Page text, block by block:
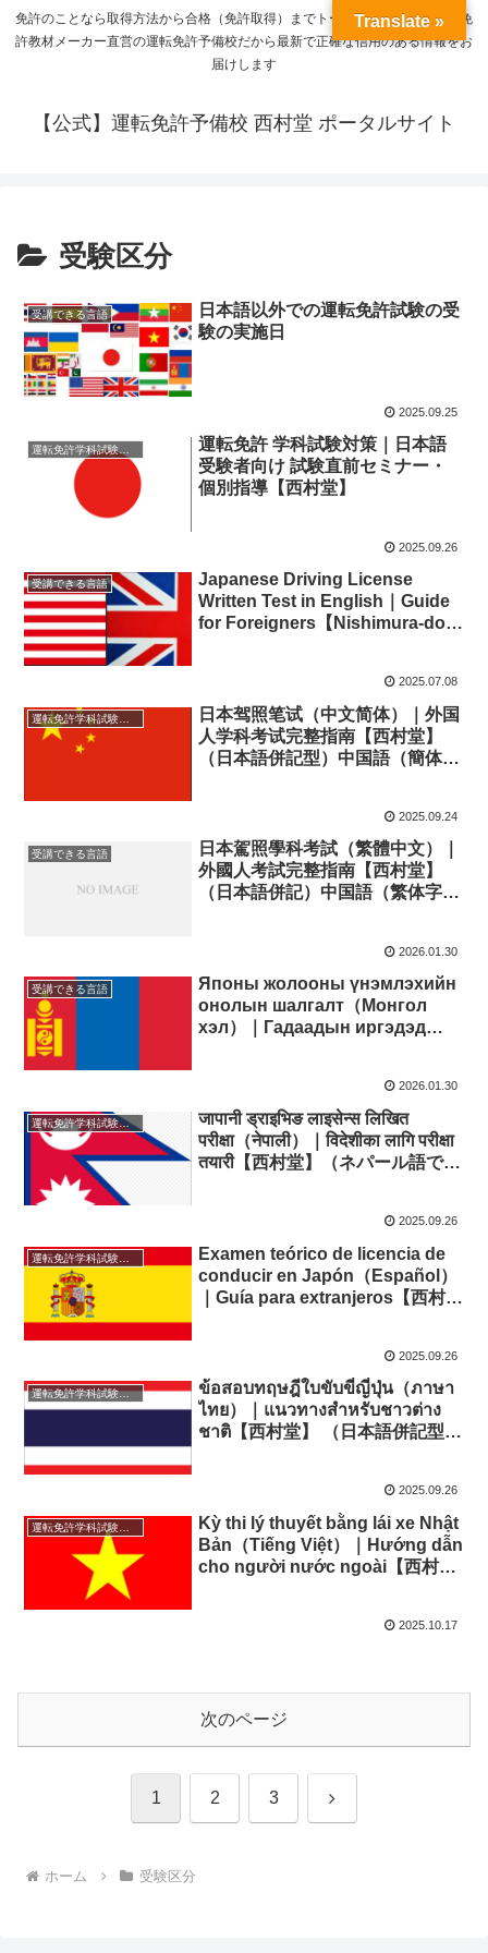
免許のことなら取得方法から合格（免許取得）までトータルサポート。運転免
許教材メーカー直営の運転免許予備校だから最新で正確な信用のある情報をお
届けします
【公式】運転免許予備校 西村堂 ポータルサイト
受験区分
受講できる言語
日本語以外での運転免許試験の受
験の実施日
2025.09.25
運転免許学科試験対応言語
運転免許 学科試験対策｜日本語
受験者向け 試験直前セミナー・
個別指導【西村堂】
2025.09.26
受講できる言語
Japanese Driving License
Written Test in English｜Guide
for Foreigners【Nishimura-do】
2025.07.08
運転免許学科試験対応言語
日本驾照笔试（中文简体）｜外国
人学科考试完整指南【西村堂】
（日本語併記型）中国語（簡体
2025.09.24
受講できる言語
日本駕照學科考試（繁體中文）｜
外國人考試完整指南【西村堂】
（日本語併記）中国語（繁体字）
2026.01.30
受講できる言語
Японы жолооны үнэмлэхийн
онолын шалгалт（Монгол
хэл）｜Гадаадын иргэдэд
ル語で受験する運転免許学科試験
｜外国人向け対策まとめ【西村
堂】
2026.01.30
運転免許学科試験対応言語
जापानी ड्राइभिङ लाइसेन्स लिखित
परीक्षा（नेपाली）｜विदेशीका लागि परीक्षा
तयारी【西村堂】（ネパール語で受
2025.09.26
運転免許学科試験対応言語
Examen teórico de licencia de
conducir en Japón（Español）
｜Guía para extranjeros【西村
外国人向け対策まとめ【西村堂】
2025.09.26
運転免許学科試験対応言語
ข้อสอบทฤษฎีใบขับขี่ญี่ปุ่น（ภาษา
ไทย）｜แนวทางสำหรับชาวต่าง
ชาติ【西村堂】 （日本語併記型）
2025.09.26
運転免許学科試験対応言語
Kỳ thi lý thuyết bằng lái xe Nhật
Bản（Tiếng Việt）｜Hướng dẫn
cho người nước ngoài【西村
外国人向け対策まとめ【西村堂】
2025.10.17
次のページ
1 2 3 次
ホーム 受験区分
Translate »